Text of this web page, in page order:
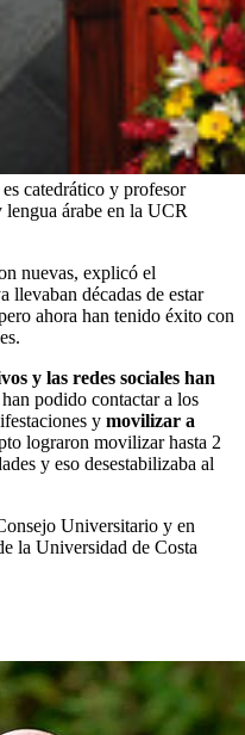
catedrático y profesor
árabe en la UCR
nuevas, explicó el
llevaban décadas de estar
ahora han tenido éxito con
y las redes sociales han
han podido contactar a los
y movilizar a
lograron movilizar hasta 2
y eso desestabilizaba al
Universitario y en
la Universidad de Costa